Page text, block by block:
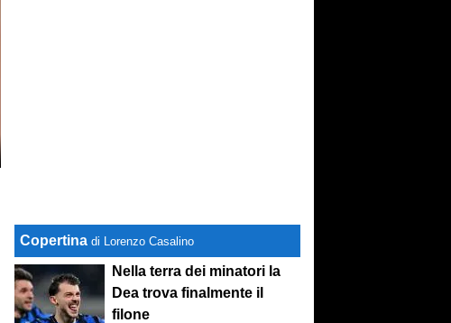
Copertina di Lorenzo Casalino
Nella terra dei minatori la
Dea trova finalmente il
filone